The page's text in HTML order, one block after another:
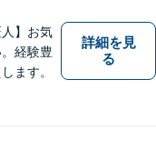
人】お気
経験豊
ます。
詳細を見
る